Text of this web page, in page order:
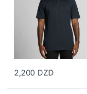
2,200 DZD
Ce produit a plusieurs